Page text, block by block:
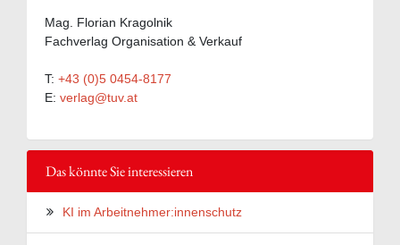
Mag. Florian Kragolnik
Fachverlag Organisation & Verkauf
T: +43 (0)5 0454-8177
E: verlag@tuv.at
Das könnte Sie interessieren
KI im Arbeitnehmer:innenschutz